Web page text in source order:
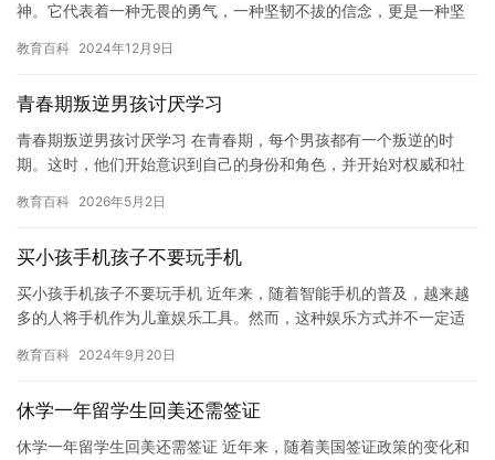
神。它代表着一种无畏的勇气，一种坚韧不拔的信念，更是一种坚
个人愿…
教育百科 2024年12月9日
青春期叛逆男孩讨厌学习
青春期叛逆男孩讨厌学习 在青春期，每个男孩都有一个叛逆的时
期。这时，他们开始意识到自己的身份和角色，并开始对权威和社
喜欢的…
教育百科 2026年5月2日
买小孩手机孩子不要玩手机
买小孩手机孩子不要玩手机 近年来，随着智能手机的普及，越来越
多的人将手机作为儿童娱乐工具。然而，这种娱乐方式并不一定适
首…
教育百科 2024年9月20日
休学一年留学生回美还需签证
休学一年留学生回美还需签证 近年来，随着美国签证政策的变化和